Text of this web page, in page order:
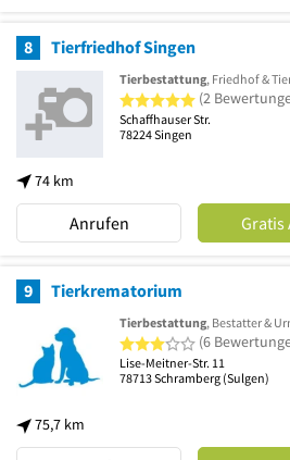
8 Tierfriedhof Singen
74 km
Tierbestattung, Friedhof &
5 von 5 Sternen
(2
Schaffhauser Str.
78224Singen
Anrufen Gratis
9 Tierkrematorium
75,7 km
Tierbestattung, Bestatter &
3 von 5 Sternen
(6
Lise-Meitner-Str. 11
78713Schramberg (Sulgen)